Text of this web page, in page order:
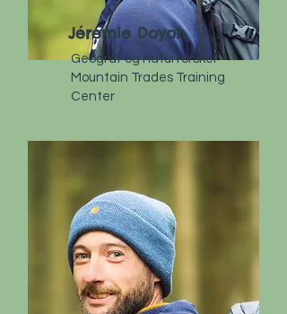
Jérémie Doyon
Geograf og naturforsker
Mountain Trades Training
Center